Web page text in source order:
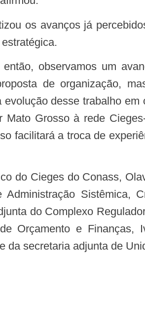
de organização,
desse trabalho
Grosso à rede
facilitará a troca de
Sistêmica,
do Complexo
Orçamento e Finanças,
secretaria adjunta de